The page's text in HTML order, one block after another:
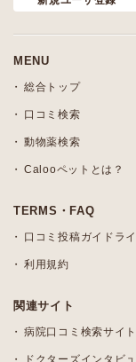
MENU
総合トップ
口コミ検索
動物薬検索
Calooペットとは？
TERMS・FAQ
口コミ投稿ガイドラ
利用規約
関連サイト
病院口コミ検索サイ
ドクターズインタビ